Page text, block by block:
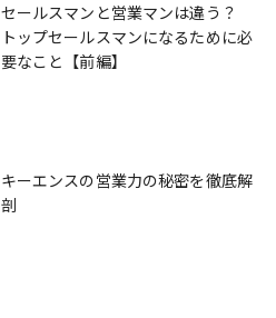
セールスマンと営業マンは違う？
トップセールスマンになるために必
要なこと【前編】
キーエンスの営業力の秘密を徹底解
剖